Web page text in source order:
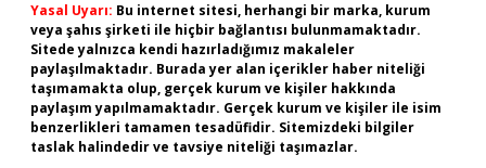
Yasal Uyarı: Bu internet sitesi, herhangi bir marka, kurum
veya şahıs şirketi ile hiçbir bağlantısı bulunmamaktadır.
Sitede yalnızca kendi hazırladığımız makaleler
paylaşılmaktadır. Burada yer alan içerikler haber niteliği
taşımamakta olup, gerçek kurum ve kişiler hakkında
paylaşım yapılmamaktadır. Gerçek kurum ve kişiler ile isim
benzerlikleri tamamen tesadüfidir. Sitemizdeki bilgiler
taslak halindedir ve tavsiye niteliği taşımazlar.